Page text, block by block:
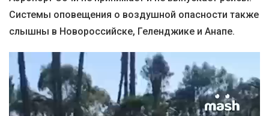
Системы оповещения о воздушной опасности также
слышны в Новороссийске, Геленджике и Анапе.